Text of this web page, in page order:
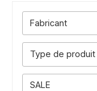
Fabricant
Type de produit
SALE